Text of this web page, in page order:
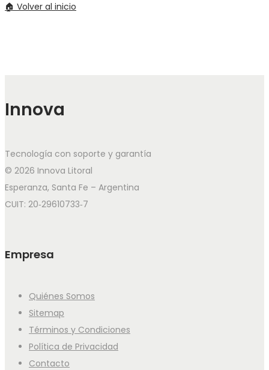
🏠 Volver al inicio
Innova
Tecnología con soporte y garantía
© 2026 Innova Litoral
Esperanza, Santa Fe – Argentina
CUIT: 20‑29610733‑7
Empresa
Quiénes Somos
Sitemap
Términos y Condiciones
Política de Privacidad
Contacto